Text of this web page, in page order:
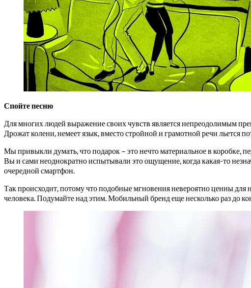
Спойте песню
Для многих людей выражение своих чувств является непреодолимым
Дрожат колени, немеет язык, вместо стройной и грамотной речи льется
Мы привыкли думать, что подарок – это нечто материальное в коробке,
Вы и сами неоднократно испытывали это ощущение, когда какая-то
очередной смартфон.
Так происходит, потому что подобные мгновения невероятно ценны
человека. Подумайте над этим. Мобильный бренд еще несколько раз до